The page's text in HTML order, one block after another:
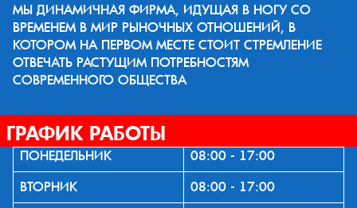
МЫ ДИНАМИЧНАЯ ФИРМА, ИДУЩАЯ В НОГУ СО
ВРЕМЕНЕМ В МИР РЫНОЧНЫХ ОТНОШЕНИЙ, В
КОТОРОМ НА ПЕРВОМ МЕСТЕ СТОИТ СТРЕМЛЕНИЕ
ОТВЕЧАТЬ РАСТУЩИМ ПОТРЕБНОСТЯМ
СОВРЕМЕННОГО ОБЩЕСТВА
ГРАФИК РАБОТЫ
ПОНЕДЕЛЬНИК
08:00 - 17:00
ВТОРНИК
08:00 - 17:00